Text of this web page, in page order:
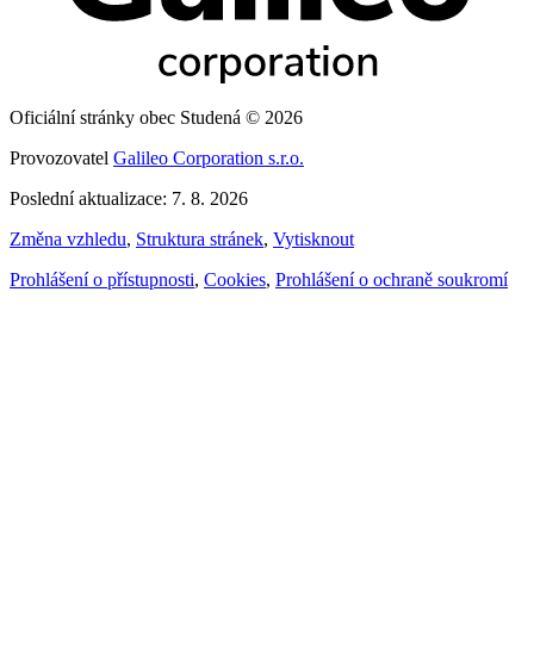
Oficiální stránky obec Studená © 2026
Provozovatel Galileo Corporation s.r.o.
Poslední aktualizace: 7. 8. 2026
Změna vzhledu, Struktura stránek, Vytisknout
Prohlášení o přístupnosti, Cookies, Prohlášení o ochraně soukromí